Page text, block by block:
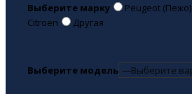
Выберите марку Peugeot (Пежо)
Citroen
Другая
Выберите модель